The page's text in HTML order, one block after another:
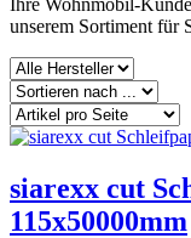
unserem Sortiment für
siarexx cut
115x50000mm